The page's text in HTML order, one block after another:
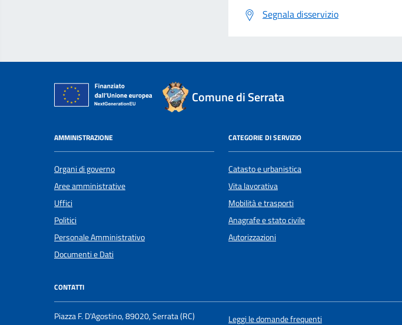
Segnala disservizio
Comune di Serrata
AMMINISTRAZIONE
Organi di governo
Aree amministrative
Uffici
Politici
Personale Amministrativo
Documenti e Dati
CATEGORIE DI SERVIZIO
Catasto e urbanistica
Vita lavorativa
Mobilità e trasporti
Anagrafe e stato civile
Autorizzazioni
CONTATTI
Piazza F. D'Agostino, 89020, Serrata (RC)
Leggi le domande frequenti